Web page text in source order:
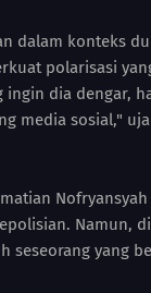
dalam konteks
polarisasi
dia dengar,
media sosial,"
Nofryansyah
Namun,
yang